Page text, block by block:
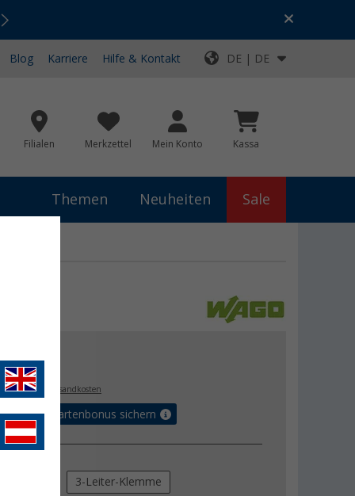
Top-Deals für dein Abenteuer!
Blog Karriere Hilfe & Kontakt DE | DE
Filialen Merkzettel Mein Konto Kassa
Themen Neuheiten Sale
MwSt.,zzgl. Versandkosten
Vorteilskartenbonus sichern
3-Leiter-Klemme